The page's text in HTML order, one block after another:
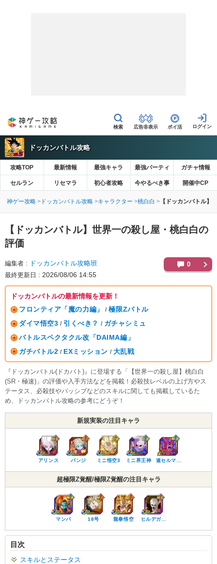
広告非表示 ポイ活
ドッカンバトル攻略
攻略TOP 最新情報 最強キャラ 最強パーティ ガチャ情報
セルラン リセマラ 初心者攻略 今やるべき事 開催中CP
神ゲー攻略 ドッカンバトル攻略 キャラクター 桃白白 【ドッカンバトル】
【ドッカンバトル】 世界一の殺し屋・桃白白の
評価
編集者 ドッカンバトル攻略班
最終更新日 2026/08/06 14:55
0
ドッカンバトルの最新情報を更新！
フロンティア「魔の力編」
/ 極限Zバトル
ダイマ悟空3 / 引くべき？ / ガチャシミュ
バトルスペクタクル改「DAIMA編」
ガチバトル2 / EXミッション / 大乱戦
『ドッカンバトル(ドカバト)』に登場する「【世界一の殺し屋】桃白白
(SR・極速)」の評価や入手方法などを掲載！必殺技レベルの上げ方やス
テータス、必殺技やパッシブなどのスキルに関しても掲載しているた
め、ドッカンバトル攻略の参考にどうぞ！
新規実装の注目キャラ
アリンス パンジ ミニ悟空3 ミニ界王神 速セルマ…
超極限Z覚醒/極限Z覚醒の注目キャラ
マンバ 18号 龍拳悟空 ヒルデガ…
目次
スキルとステータス